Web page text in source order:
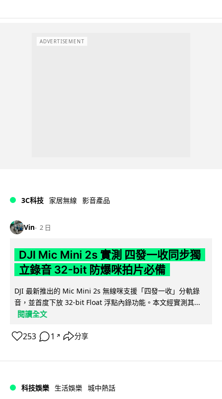
ADVERTISEMENT
3C科技 家居無線 影音產品
Vin 2 日
DJI Mic Mini 2s 實測 四發一收同步獨
立錄音 32-bit 防爆咪拍片必備
DJI 最新推出的 Mic Mini 2s 無線咪支援「四發一收」分軌錄
音，並首度下放 32-bit Float 浮點內錄功能。本文經實測其...
閱讀全文
253 1 ↗ 分享
科技娛樂 生活娛樂 城中熱話